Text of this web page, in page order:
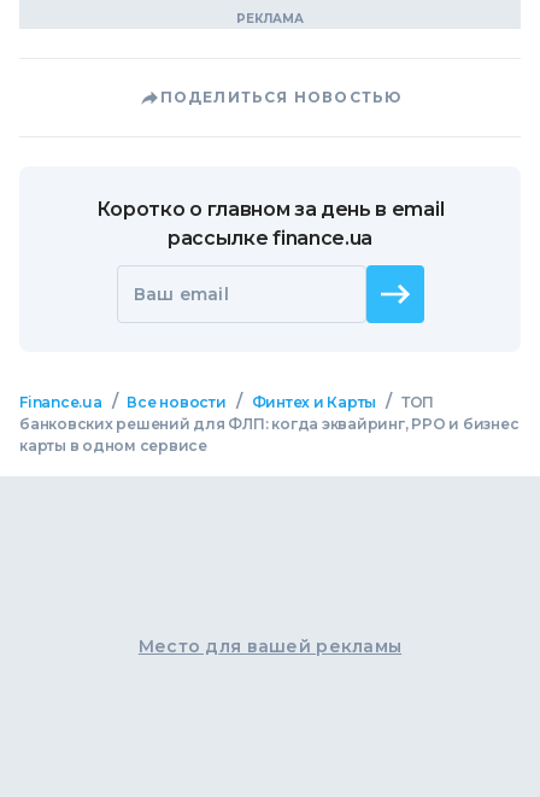
ПОДЕЛИТЬСЯ НОВОСТЬЮ
Коротко о главном за день в email
рассылке finance.ua
Ваш email
Finance.ua / Все новости / Финтех и Карты / ТОП
банковских решений для ФЛП: когда эквайринг, РРО и бизнес
карты в одном сервисе
Место для вашей рекламы